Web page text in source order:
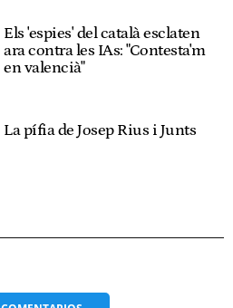
Els 'espies' del català esclaten
ara contra les IAs: "Contesta'm
en valencià"
La pífia de Josep Rius i Junts